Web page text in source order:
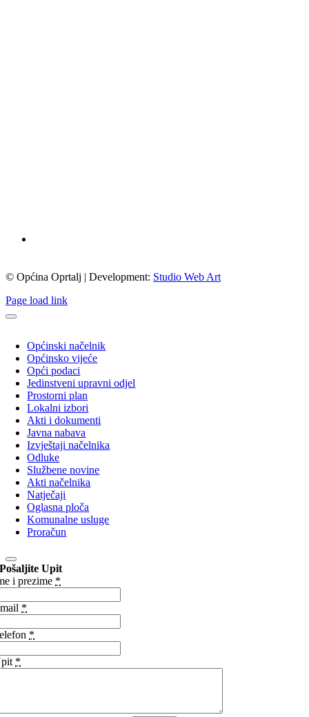
© Općina Oprtalj | Development: Studio Web Art
Page load link
Općinski načelnik
Općinsko vijeće
Opći podaci
Jedinstveni upravni odjel
Prostorni plan
Lokalni izbori
Akti i dokumenti
Javna nabava
Izvještaji načelnika
Odluke
Službene novine
Akti načelnika
Natječaji
Oglasna ploča
Komunalne usluge
Proračun
Pošaljite Upit
i prezime *
*
*
*